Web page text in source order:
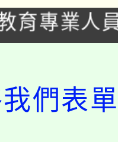
育專業人
理賠案件
查程序及
培育課程
學年度第
們表